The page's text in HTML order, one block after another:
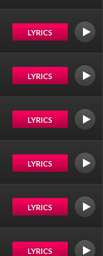
LYRICS
LYRICS
LYRICS
LYRICS
LYRICS
LYRICS